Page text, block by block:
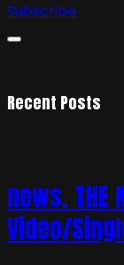
Subscribe
Recent Posts
news. THE
Video/